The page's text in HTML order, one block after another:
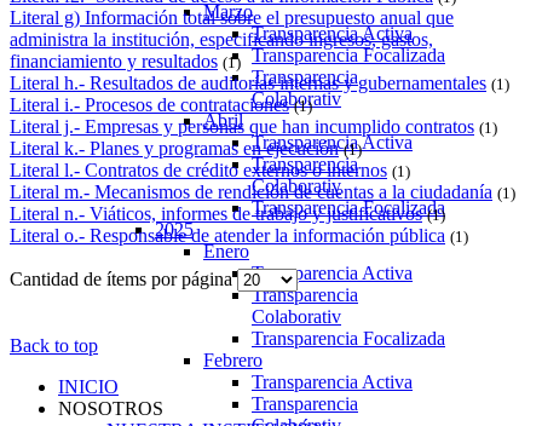
Marzo
Transparencia Activa
Transparencia Focalizada
Transparencia
Colaborativ
Abril
Transparencia Activa
Transparencia
Colaborativ
Transparencia Focalizada
2025
Enero
Transparencia Activa
Transparencia
Colaborativ
Transparencia Focalizada
Febrero
Transparencia Activa
Transparencia
Literal g) Información total sobre el presupuesto anual que
administra la institución, especificando ingresos, gastos,
financiamiento y resultados (1)
Literal h.- Resultados de auditorías internas y gubernamentales (1)
Literal i.- Procesos de contrataciones (1)
Literal j.- Empresas y personas que han incumplido contratos (1)
Literal k.- Planes y programas en ejecución (1)
Literal l.- Contratos de crédito externos o internos (1)
Literal m.- Mecanismos de rendición de cuentas a la ciudadanía (1)
Literal n.- Viáticos, informes de trabajo y justificativos (1)
Literal o.- Responsable de atender la información pública (1)
Cantidad de ítems por página
Back to top
INICIO
NOSOTROS